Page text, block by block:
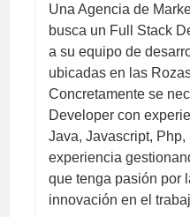
Una Agencia de
busca un Full Stack
a su equipo de
ubicadas en las
Concretamente se
Developer con
Java, Javascript,
experiencia
que tenga pasión por
innovación en el